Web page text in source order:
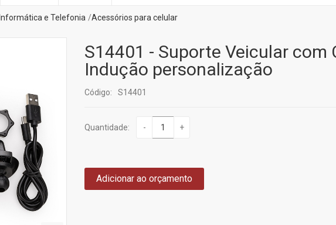
Informática e Telefonia Acessórios para celular
S14401 - Suporte Veicular com
Indução personalização
Código: S14401
Quantidade: - +
Adicionar ao orçamento